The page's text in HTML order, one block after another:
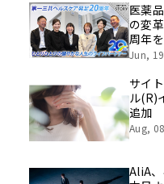
医薬
の変
周年
挑戦
像を
Jun,
サイ
ル(R)
追加
Aug,
AliA